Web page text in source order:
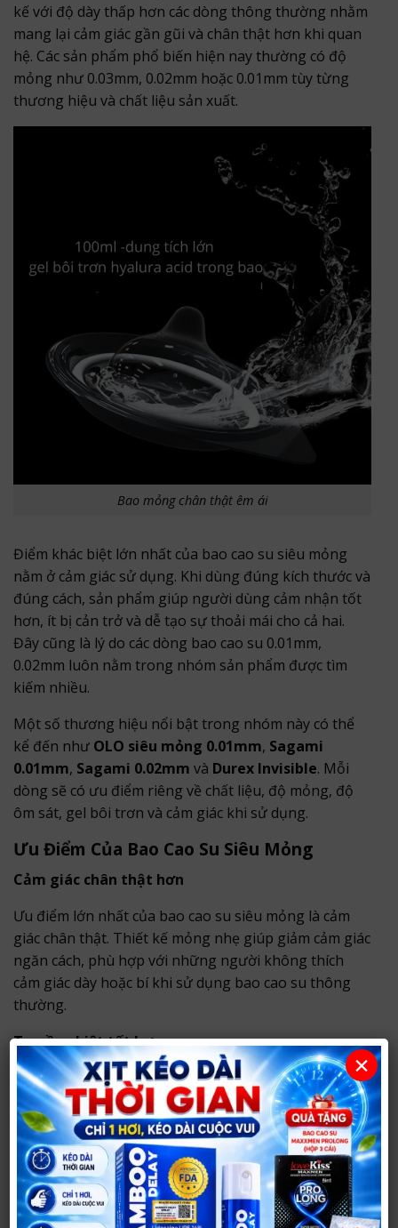
kế với độ dày thấp hơn các dòng thông thường nhằm
mang lại cảm giác gần gũi và chân thật hơn khi quan
hệ. Các sản phẩm phổ biến hiện nay thường có độ
mỏng như 0.03mm, 0.02mm hoặc 0.01mm tùy từng
thương hiệu và chất liệu sản xuất.
Bao mỏng chân thật êm ái
Điểm khác biệt lớn nhất của bao cao su siêu mỏng
nằm ở cảm giác sử dụng. Khi dùng đúng kích thước và
đúng cách, sản phẩm giúp người dùng cảm nhận tốt
hơn, ít bị cản trở và dễ tạo sự thoải mái cho cả hai.
Đây cũng là lý do các dòng bao cao su 0.01mm,
0.02mm luôn nằm trong nhóm sản phẩm được tìm
kiếm nhiều.
Một số thương hiệu nổi bật trong nhóm này có thể
kể đến như OLO siêu mỏng 0.01mm, Sagami
0.01mm, Sagami 0.02mm và Durex Invisible. Mỗi
dòng sẽ có ưu điểm riêng về chất liệu, độ mỏng, độ
ôm sát, gel bôi trơn và cảm giác khi sử dụng.
Ưu Điểm Của Bao Cao Su Siêu Mỏng
Cảm giác chân thật hơn
Ưu điểm lớn nhất của bao cao su siêu mỏng là cảm
giác chân thật. Thiết kế mỏng nhẹ giúp giảm cảm giác
ngăn cách, phù hợp với những người không thích
cảm giác dày hoặc bí khi sử dụng bao cao su thông
thường.
Truyền nhiệt tốt hơn
Nhiều dòng bao cao su siêu mỏng có khả năng
truyền nhiệt tốt, giúp cảm giác khi quan hệ tự nhiên
hơn. Đây là yếu tố khiến các dòng như Sagami
0.01mm, Sagami 0.02mm hoặc Durex Invisible được
nhiều khách hàng quan tâm.
Ít cản trở khi quan hệ
×